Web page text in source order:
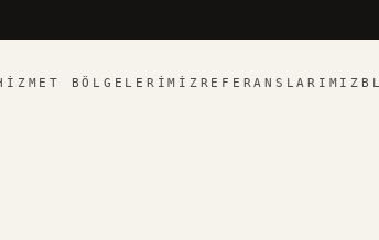
BÖLGELERIMIZ REFERANSLARIMIZ